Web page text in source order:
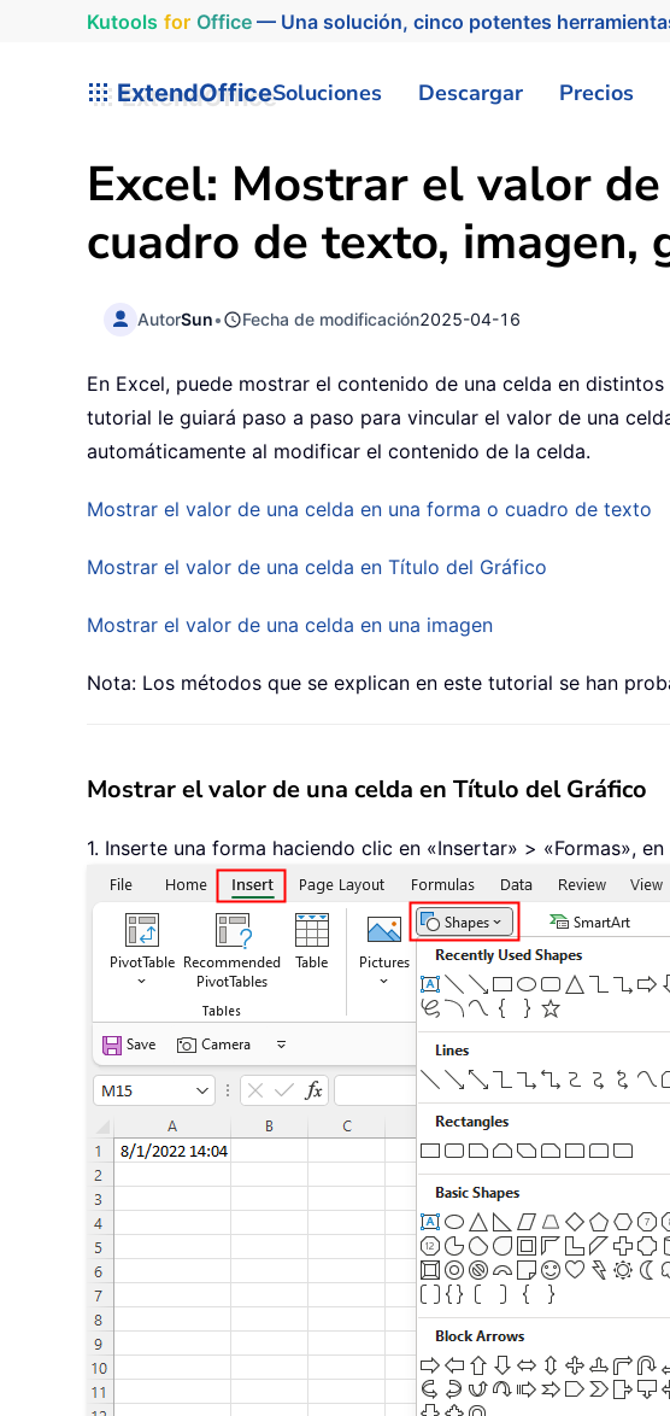
Kutools for Office— Una solución, cinco potentes
ExtendOfficeSoluciones Descargar Precios
Excel: Mostrar el valor
cuadro de texto, imagen,
AutorSun• Fecha de modificación2025-04-16
En Excel, puede mostrar el contenido de una celda en
tutorial le guiará paso a paso para vincular el valor de una
automáticamente al modificar el contenido de la celda.
Mostrar el valor de una celda en una forma o cuadro de texto
Mostrar el valor de una celda en Título del Gráfico
Mostrar el valor de una celda en una imagen
Nota: Los métodos que se explican en este tutorial se han
Mostrar el valor de una celda en Título del Gráfico
1. Inserte una forma haciendo clic en «Insertar» > «Formas»,